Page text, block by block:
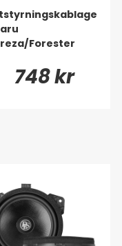
Forester
748 kr